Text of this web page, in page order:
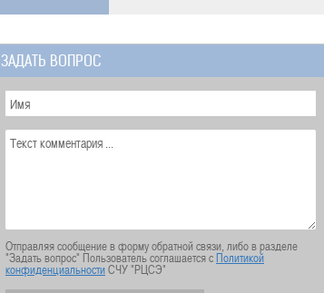
ЗАДАТЬ ВОПРОС
Отправляя сообщение в форму обратной связи, либо в разделе
"Задать вопрос" Пользователь соглашается сПолитикой
конфиденциальностиСЧУ "РЦСЭ"